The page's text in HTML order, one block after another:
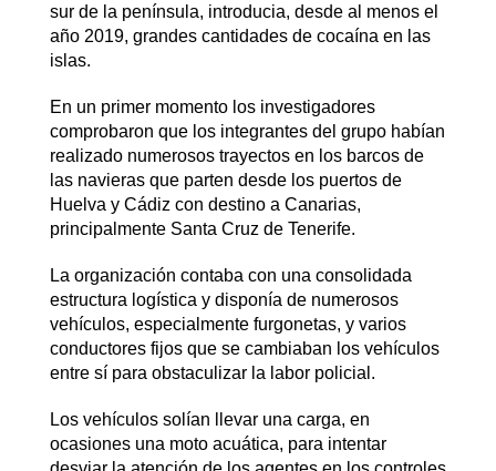
sur de la península, introducia, desde al menos el
año 2019, grandes cantidades de cocaína en las
islas.
En un primer momento los investigadores
comprobaron que los integrantes del grupo habían
realizado numerosos trayectos en los barcos de
las navieras que parten desde los puertos de
Huelva y Cádiz con destino a Canarias,
principalmente Santa Cruz de Tenerife.
La organización contaba con una consolidada
estructura logística y disponía de numerosos
vehículos, especialmente furgonetas, y varios
conductores fijos que se cambiaban los vehículos
entre sí para obstaculizar la labor policial.
Los vehículos solían llevar una carga, en
ocasiones una moto acuática, para intentar